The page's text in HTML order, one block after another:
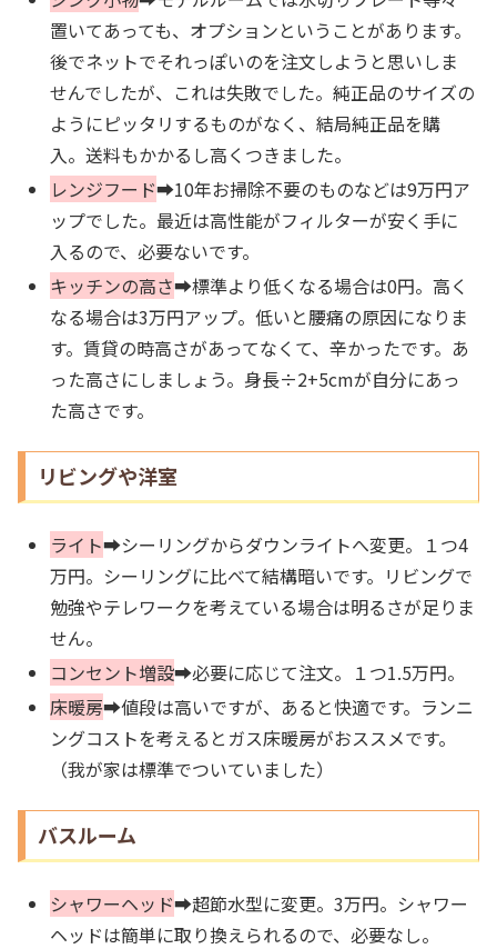
置いてあっても、オプションということがあります。
後でネットでそれっぽいのを注文しようと思いしま
せんでしたが、これは失敗でした。純正品のサイズの
ようにピッタリするものがなく、結局純正品を購
入。送料もかかるし高くつきました。
レンジフード➡10年お掃除不要のものなどは9万円ア
ップでした。最近は高性能がフィルターが安く手に
入るので、必要ないです。
キッチンの高さ➡標準より低くなる場合は0円。高く
なる場合は3万円アップ。低いと腰痛の原因になりま
す。賃貸の時高さがあってなくて、辛かったです。あ
った高さにしましょう。身長÷2+5cmが自分にあっ
た高さです。
リビングや洋室
ライト➡シーリングからダウンライトへ変更。１つ4
万円。シーリングに比べて結構暗いです。リビングで
勉強やテレワークを考えている場合は明るさが足りま
せん。
コンセント増設➡必要に応じて注文。１つ1.5万円。
床暖房➡値段は高いですが、あると快適です。ランニ
ングコストを考えるとガス床暖房がおススメです。
（我が家は標準でついていました）
バスルーム
シャワーヘッド➡超節水型に変更。3万円。シャワー
ヘッドは簡単に取り換えられるので、必要なし。